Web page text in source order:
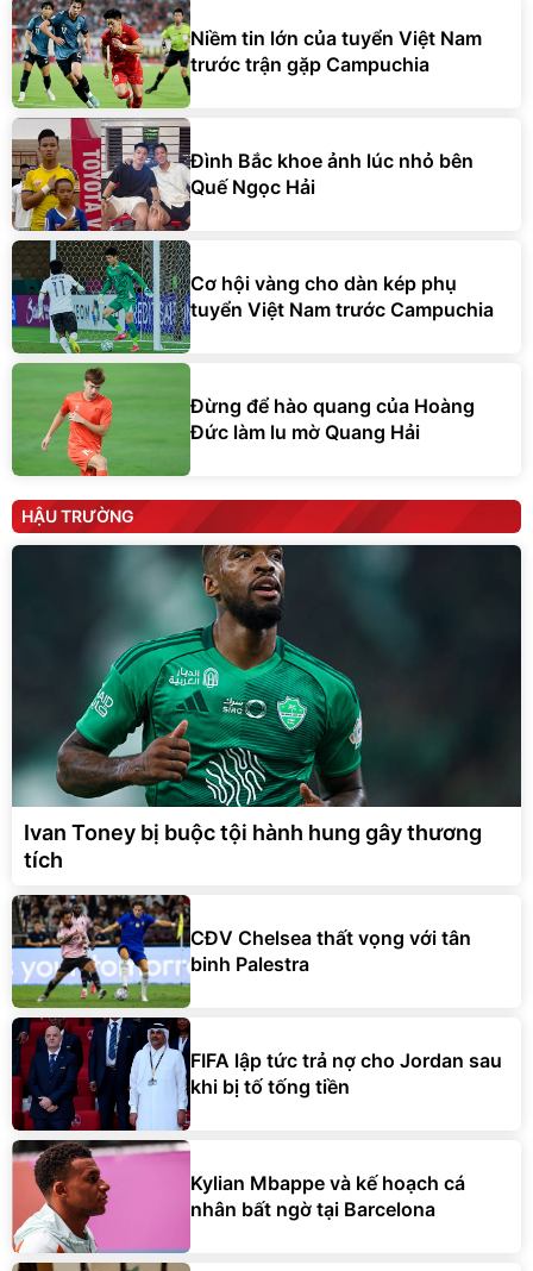
Niềm tin lớn của tuyển Việt Nam
trước trận gặp Campuchia
Đình Bắc khoe ảnh lúc nhỏ bên
Quế Ngọc Hải
Cơ hội vàng cho dàn kép phụ
tuyển Việt Nam trước Campuchia
Đừng để hào quang của Hoàng
Đức làm lu mờ Quang Hải
HẬU TRƯỜNG
Ivan Toney bị buộc tội hành hung gây thương
tích
CĐV Chelsea thất vọng với tân
binh Palestra
FIFA lập tức trả nợ cho Jordan sau
khi bị tố tống tiền
Kylian Mbappe và kế hoạch cá
nhân bất ngờ tại Barcelona